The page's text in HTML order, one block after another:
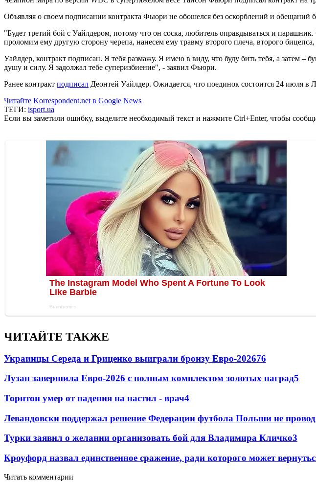
Объявляя о своем подписании контракта Фьюри не обошелся без оскорблений и обещаний
"Будет третий бой с Уайлдером, потому что он соска, любитель оправдываться и
проломим ему другую сторону черепа, нанесем ему травму второго плеча, второго
Уайлдер, контракт подписан. Я тебя размажу. Я имею в виду, что буду бить тебя, а затем –
душу и силу. Я задолжал тебе суперизбиение", - заявил Фьюри.
Ранее контракт подписал Деонтей Уайлдер. Ожидается, что поединок состоится 24 июля в
Читайте Korrespondent.net в Google News
ТЕГИ: isport.ua
Если вы заметили ошибку, выделите необходимый текст и нажмите Ctrl+Enter, чтобы
ЧИТАЙТЕ ТАКЖЕ
Украинцы Середа и Гриценко выиграли бронзу Евро-202676
Лузан завершила Евро-2026 с полным комплектом золотых наград5
Торнтон умер от падения на настил - врач4
Левандовски поддержал решение Федерации футбола Польши не
Турки заявил о желании организовать бой для Владимира Кличко3
Кроуфорд назвал единственное сражение, ради которого может
Читать комментарии